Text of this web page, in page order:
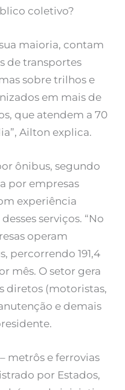
coletivo?
maioria, contam
de transportes
sobre trilhos e
em mais de
que atendem a 70
Ailton explica.
ônibus, segundo
por empresas
experiência
serviços. “No
operam
percorrendo 191,4
mês. O setor gera
diretos (motoristas,
e demais
metrôs e ferrovias
por Estados,